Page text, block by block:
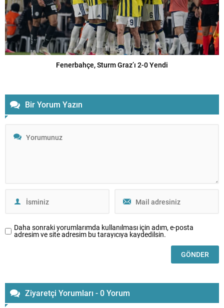
Fenerbahçe, Sturm Graz’ı 2-0 Yendi
Bir Yorum Yazın
Daha sonraki yorumlarımda kullanılması için adım, e-posta
adresim ve site adresim bu tarayıcıya kaydedilsin.
Ziyaretçi Yorumları - 0 Yorum